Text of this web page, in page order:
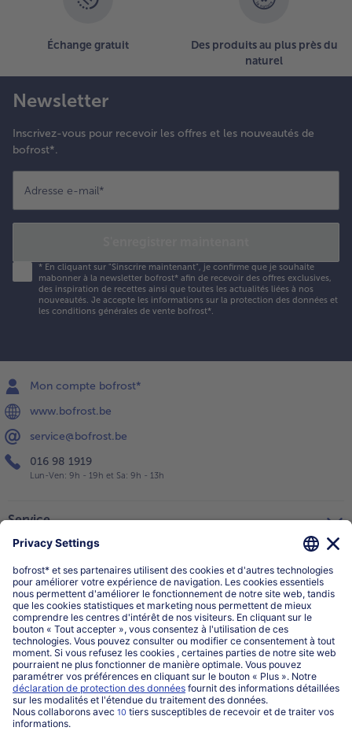
Échange gratuit
Des produits au plus près du
naturel
Newsletter
Inscrivez-vous pour recevoir les offres et les nouveautés de
bofrost*.
Adresse e-mail*
* En cliquant sur "Sinscrire maintenant", je confirme que je souhaite
mabonner à la newsletter bofrost* afin de recevoir des offres exclusives,
des inspiration de recettes ainsi que toutes les actualités liées à nos
nouveautés. Je accepte les informations sur la protection des données et
les conditions générales de vente bofrost*
Mon compte bofrost*
www.bofrost.be
service@bofrost.be
016 98 1919
Lun-Ven: 9h - 19h et Sa: 9h - 13h
Service
Catégories